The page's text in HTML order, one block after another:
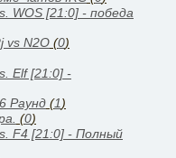
WOS [21:0] - победа
vs N2O (0)
Elf [21:0] -
Раунд (1)
(0)
F4 [21:0] - Полный